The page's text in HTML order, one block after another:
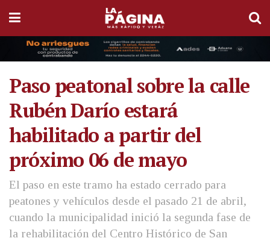
Paso peatonal sobre la calle
Rubén Darío estará
habilitado a partir del
próximo 06 de mayo
El paso en este tramo ha estado cerrado para
peatones y vehículos desde el pasado 21 de abril,
cuando la municipalidad inició la segunda fase de
la rehabilitación del Centro Histórico de San